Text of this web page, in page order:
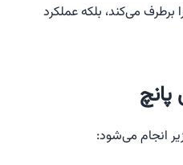
می‌کند، بلکه عملکرد
انجام می‌شود: